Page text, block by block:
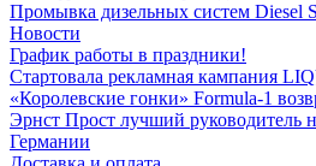
Промывка дизельных систем Diesel
Новости
График работы в праздники!
Стартовала рекламная кампания
«Королевские гонки» Formula-1
Эрнст Прост лучший руководитель
Германии